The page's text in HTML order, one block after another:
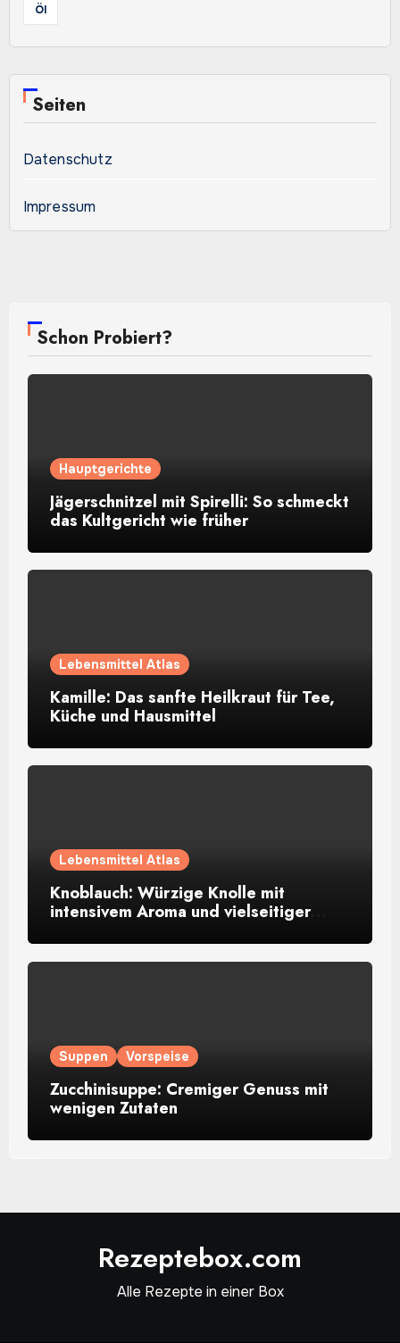
Öl
Seiten
Datenschutz
Impressum
Schon Probiert?
Hauptgerichte
Jägerschnitzel mit Spirelli: So schmeckt
das Kultgericht wie früher
Lebensmittel Atlas
Kamille: Das sanfte Heilkraut für Tee,
Küche und Hausmittel
Lebensmittel Atlas
Knoblauch: Würzige Knolle mit
intensivem Aroma und vielseitiger
Suppen Vorspeise
Zucchinisuppe: Cremiger Genuss mit
wenigen Zutaten
Rezeptebox.com
Alle Rezepte in einer Box